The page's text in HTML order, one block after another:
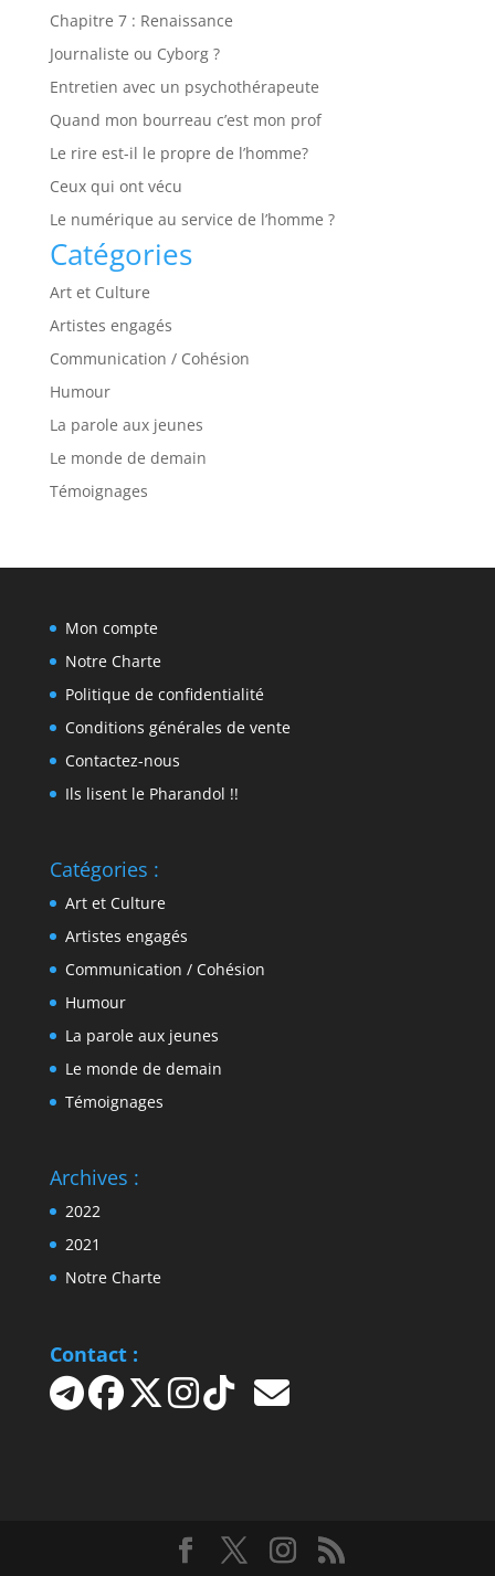
Chapitre 7 : Renaissance
Journaliste ou Cyborg ?
Entretien avec un psychothérapeute
Quand mon bourreau c’est mon prof
Le rire est-il le propre de l’homme?
Ceux qui ont vécu
Le numérique au service de l’homme ?
Catégories
Art et Culture
Artistes engagés
Communication / Cohésion
Humour
La parole aux jeunes
Le monde de demain
Témoignages
Mon compte
Notre Charte
Politique de confidentialité
Conditions générales de vente
Contactez-nous
Ils lisent le Pharandol !!
Catégories :
Art et Culture
Artistes engagés
Communication / Cohésion
Humour
La parole aux jeunes
Le monde de demain
Témoignages
Archives :
2022
2021
Notre Charte
Contact :